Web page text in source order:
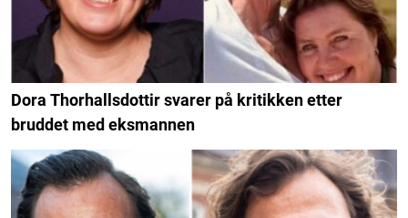
Dora Thorhallsdottir svarer på kritikken etter
bruddet med eksmannen